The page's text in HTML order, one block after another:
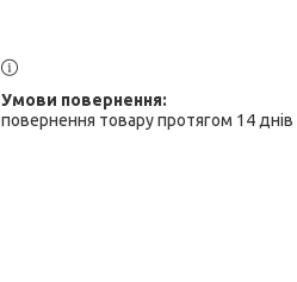
повернення товару протягом 14 днів